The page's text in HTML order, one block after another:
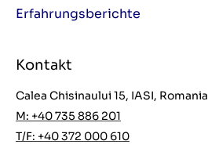
Erfahrungsberichte
Kontakt
Calea Chisinaului 15, IASI, Romania
M: +40 735 886 201
T/F: +40 372 000 610